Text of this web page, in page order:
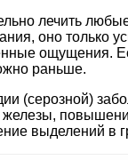
лечить
оно только
ощущения.
раньше.
(серозной)
железы,
выделений в